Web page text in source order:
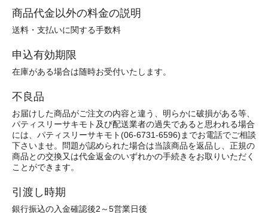
商品代金以外の料金の説明
送料・支払いに関する手数料
申込有効期限
在庫がある場合は随時お受付いたします。
不良品
お届けした商品がご注文の内容と違う、明らかに破損がある等、
パティスリーサキモト及び配送業者の過失であると思われる場合
には、パティスリーサキモト(06-6731-6596)までお電話でご相談
下さいませ。問題が認められた場合は当該商品を返品し、正規の
商品との交換又は代金返金のいずれかの手続きをお取りいただく
ことができます。
引渡し時期
銀行振込の入金確認後2～5営業日後